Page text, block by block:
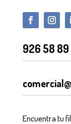
926 58 89
Encuentra tu